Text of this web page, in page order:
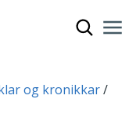
og kronikkar